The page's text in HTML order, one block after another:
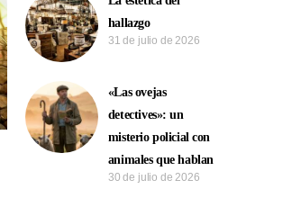
hallazgo
31 de julio de 2026
«Las ovejas
detectives»: un
misterio policial con
animales que hablan
30 de julio de 2026